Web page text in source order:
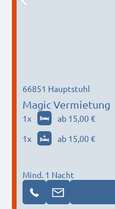
Magic Vermietung
66851 Hauptstuhl
1x ab 15,00 €
1x ab 15,00 €
Mind. 1 Nacht